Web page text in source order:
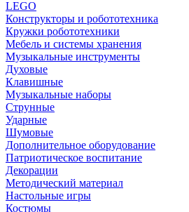
LEGO
Конструкторы и робототехника
Кружки робототехники
Мебель и системы хранения
Музыкальные инструменты
Духовые
Клавишные
Музыкальные наборы
Струнные
Ударные
Шумовые
Дополнительное оборудование
Патриотическое воспитание
Декорации
Методический материал
Настольные игры
Костюмы